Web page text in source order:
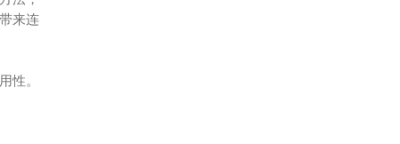
来连
性。